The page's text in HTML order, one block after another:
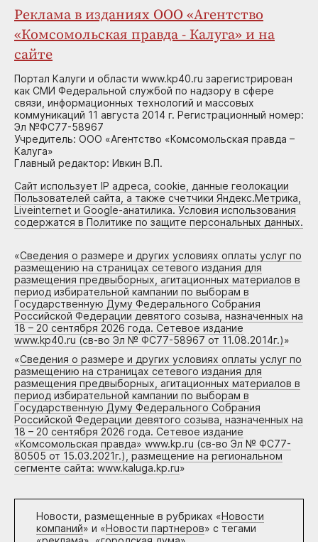
Реклама в изданиях ООО «Агентство
«Комсомольская правда - Калуга» и на
сайте
Портал Калуги и области www.kp40.ru зарегистрирован
как СМИ Федеральной службой по надзору в сфере
связи, информационных технологий и массовых
коммуникаций 11 августа 2014 г. Регистрационный номер:
Эл №ФС77-58967
Учредитель: ООО «Агентство «Комсомольская правда –
Калуга»
Главный редактор: Ивкин В.П.
Сайт использует IP адреса, cookie, данные геолокации
Пользователей сайта, а также счетчики Яндекс.Метрика,
Liveinternet и Google-анатилика. Условия использования
содержатся в Политике по защите персональных данных.
«Сведения о размере и других условиях оплаты услуг по
размещению на страницах сетевого издания для
размещения предвыборных, агитационных материалов в
период избирательной кампании по выборам в
Государственную Думу Федерального Собрания
Российской Федерации девятого созыва, назначенных на
18 – 20 сентября 2026 года. Сетевое издание
www.kp40.ru (св-во Эл № ФС77-58967 от 11.08.2014г.)»
«Сведения о размере и других условиях оплаты услуг по
размещению на страницах сетевого издания для
размещения предвыборных, агитационных материалов в
период избирательной кампании по выборам в
Государственную Думу Федерального Собрания
Российской Федерации девятого созыва, назначенных на
18 – 20 сентября 2026 года. Сетевое издание
«Комсомольская правда» www.kp.ru (св-во Эл № ФС77-
80505 от 15.03.2021г.), размещение на региональном
сегменте сайта: www.kaluga.kp.ru»
Новости, размещенные в рубриках «Новости
компаний» и «Новости партнеров» с тегами